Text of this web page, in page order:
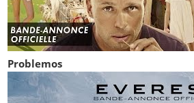
Problemos